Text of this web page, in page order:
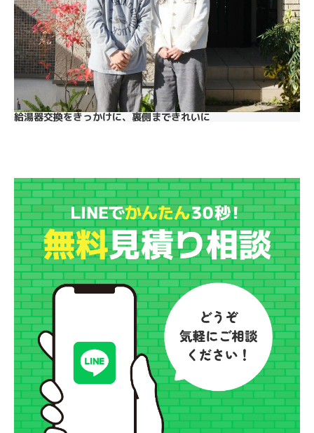
給湯器交換をきっかけに、裏側まできれいに